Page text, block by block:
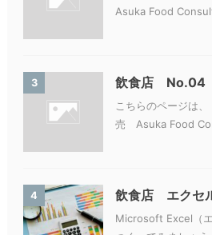
Asuka Food
3 飲食店 No.04
こちらのページは
売 Asuka Food
4 飲食店 エクセ
Microsoft Excel（